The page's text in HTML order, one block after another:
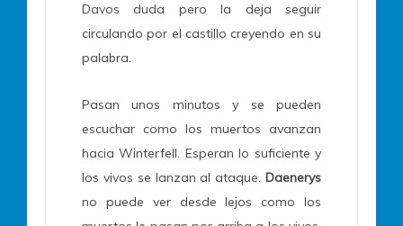
Davos duda pero la deja seguir
circulando por el castillo creyendo en su
palabra.
Pasan unos minutos y se pueden
escuchar como los muertos avanzan
hacia Winterfell. Esperan lo suficiente y
los vivos se lanzan al ataque. Daenerys
no puede ver desde lejos como los